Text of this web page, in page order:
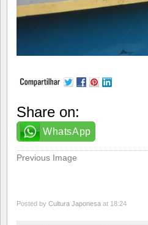
Share on:
WhatsApp
Previous Image
Posted by Cultura Japonesa at 18:24